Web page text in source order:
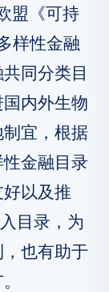
盟《可持
样性金融
同分类目
内外生物
宜，根据
金融目录
以及推
目录，为
也有助于